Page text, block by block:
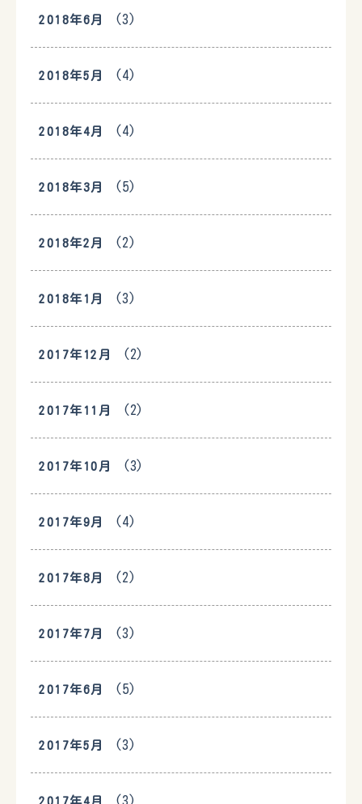
2018年6月 (3)
2018年5月 (4)
2018年4月 (4)
2018年3月 (5)
2018年2月 (2)
2018年1月 (3)
2017年12月 (2)
2017年11月 (2)
2017年10月 (3)
2017年9月 (4)
2017年8月 (2)
2017年7月 (3)
2017年6月 (5)
2017年5月 (3)
2017年4月 (3)